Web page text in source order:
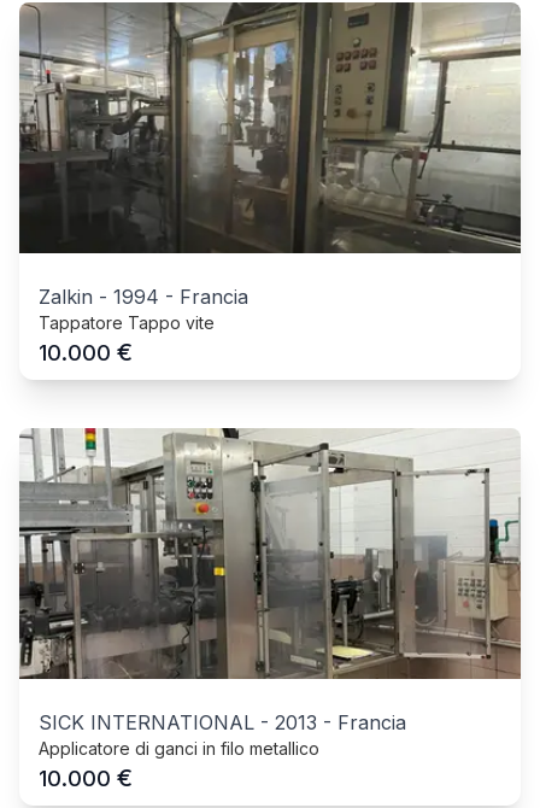
Zalkin - 1994 - Francia
Tappatore Tappo vite
10.000 €
SICK INTERNATIONAL - 2013 - Francia
Applicatore di ganci in filo metallico
10.000 €